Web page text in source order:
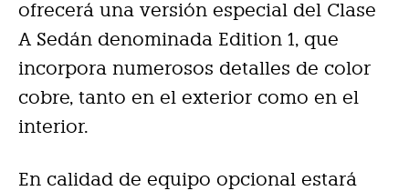
ofrecerá una versión especial del Clase
A Sedán denominada Edition 1, que
incorpora numerosos detalles de color
cobre, tanto en el exterior como en el
interior.
En calidad de equipo opcional estará